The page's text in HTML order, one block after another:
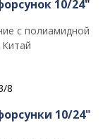
10/24"
с полиамидной
10/24"